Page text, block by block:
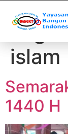
Tag:
islam
1440 H